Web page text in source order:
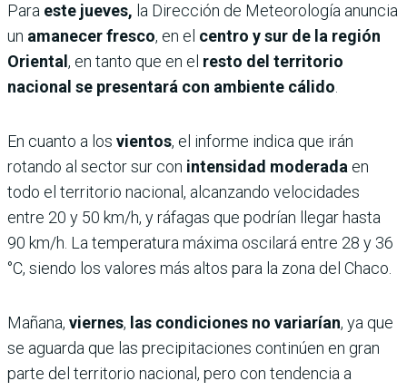
Para este jueves, la Dirección de Meteorología anuncia
un amanecer fresco, en el centro y sur de la región
Oriental , en tanto que en el resto del territorio
nacional se presentará con ambiente cálido
En cuanto a los vientos, el informe indica que irán
rotando al sector sur con intensidad moderada en
todo el territorio nacional, alcanzando velocidades
entre 20 y 50 km/h, y ráfagas que podrían llegar hasta
90 km/h. La temperatura máxima oscilará entre 28 y 36
°C, siendo los valores más altos para la zona del Chaco.
Mañana, viernes, las condiciones no variarían, ya que
se aguarda que las precipitaciones continúen en gran
parte del territorio nacional, pero con tendencia a